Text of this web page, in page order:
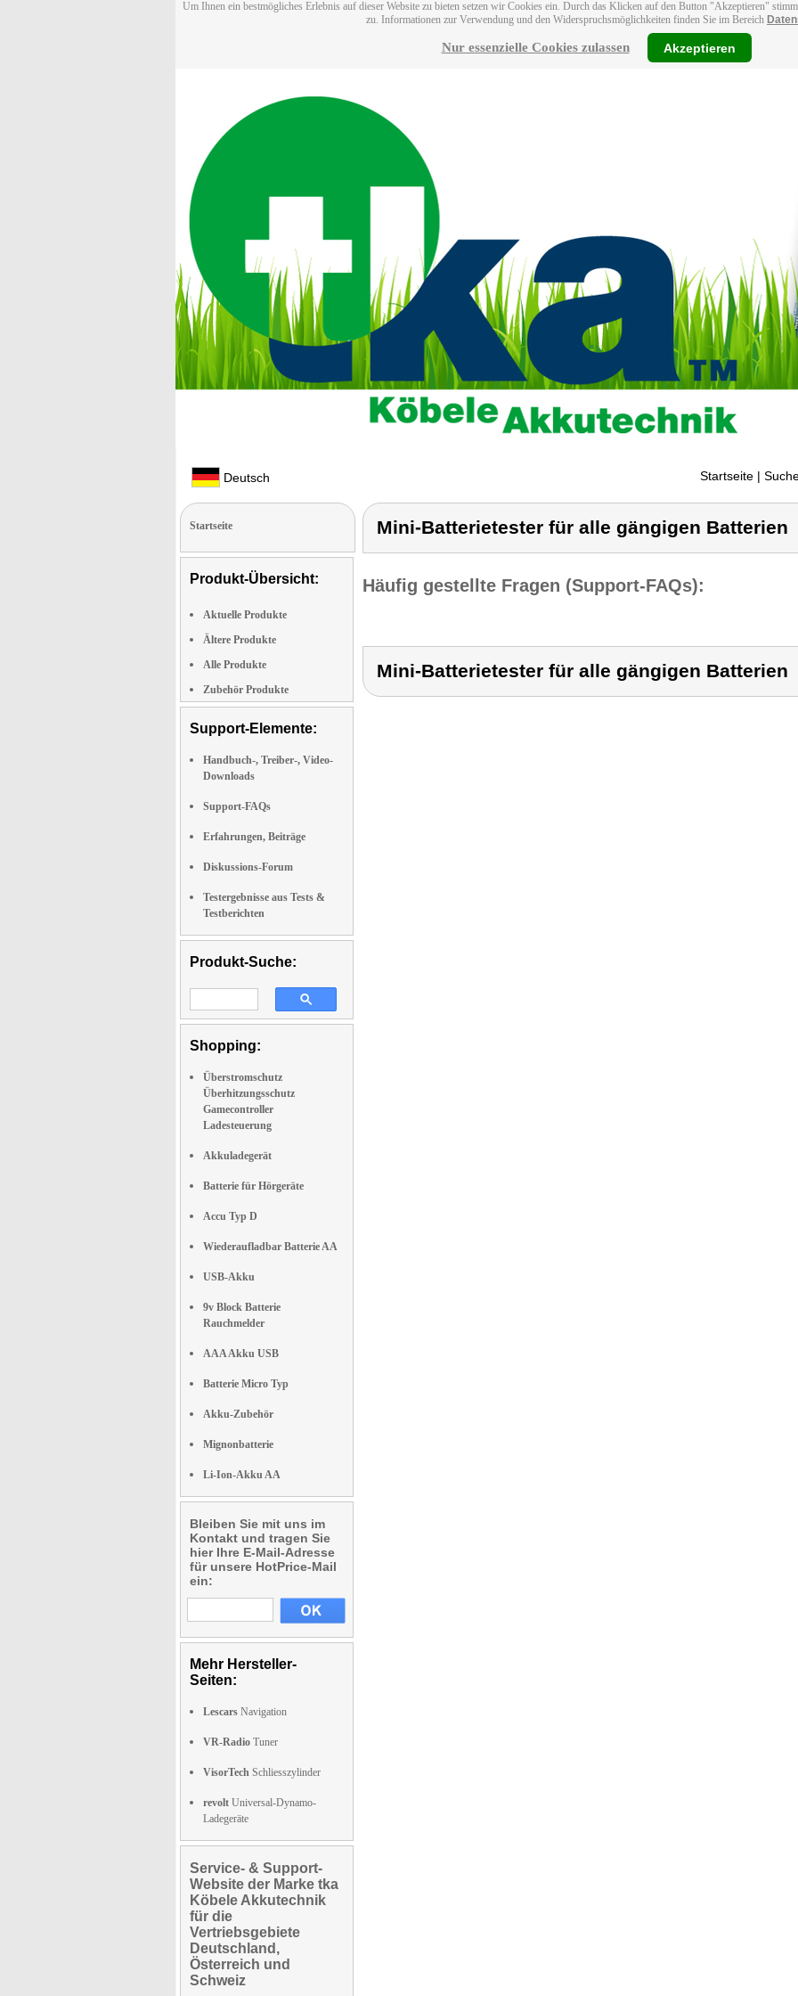
Um Ihnen ein bestmögliches Erlebnis auf dieser Website zu bieten setzen wir Cookies ein. Durch das Klicken auf den Button "Akzeptieren"
zu. Informationen zur Verwendung und den Widerspruchsmöglichkeiten finden Sie im Bereich
Nur essenzielle Cookies zulassen Akzeptieren
Deutsch Startseite |
Startseite
Produkt-Übersicht:
Aktuelle Produkte
Ältere Produkte
Alle Produkte
Zubehör Produkte
Support-Elemente:
Handbuch-, Treiber-, Video-
Downloads
Support-FAQs
Erfahrungen, Beiträge
Diskussions-Forum
Testergebnisse aus Tests &
Testberichten
Produkt-Suche:
Shopping:
Überstromschutz
Überhitzungsschutz
Gamecontroller
Ladesteuerung
Akkuladegerät
Batterie für Hörgeräte
Accu Typ D
Wiederaufladbar Batterie AA
USB-Akku
9v Block Batterie
Rauchmelder
AAA Akku USB
Batterie Micro Typ
Akku-Zubehör
Mignonbatterie
Li-Ion-Akku AA
Bleiben Sie mit uns im
Kontakt und tragen Sie
hier Ihre E-Mail-Adresse
für unsere HotPrice-Mail
ein:
Mehr Hersteller-
Seiten:
Lescars Navigation
VR-Radio Tuner
VisorTech Schliesszylinder
revolt Universal-Dynamo-
Ladegeräte
Service- & Support-
Website der Marke tka
Köbele Akkutechnik
für die
Vertriebsgebiete
Deutschland,
Österreich und
Schweiz
Mini-Batterietester für alle gängigen Batterien
Häufig gestellte Fragen (Support-FAQs):
Mini-Batterietester für alle gängigen Batterien